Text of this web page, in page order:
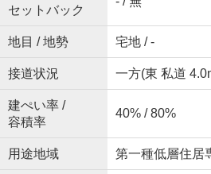
セットバック
地目 / 地勢 宅地 / -
接道状況 一方(東 私道
建ぺい率 /
容積率
40% / 80%
用途地域 第一種低層住居